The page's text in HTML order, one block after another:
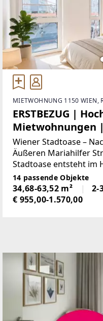
MIETWOHNUNG 1150 WIEN,
ERSTBEZUG |
Mietwohnungen
Modern.
Wiener Stadtoase –
Äußeren Mariahilfer
Stadtoase entsteht im
Gemeindebezirks ein
nachhaltige Bauweise,
und zeitgemäßen
14 passende Objekte
34,68-63,52 m²
2-
€ 955,00-1.570,00